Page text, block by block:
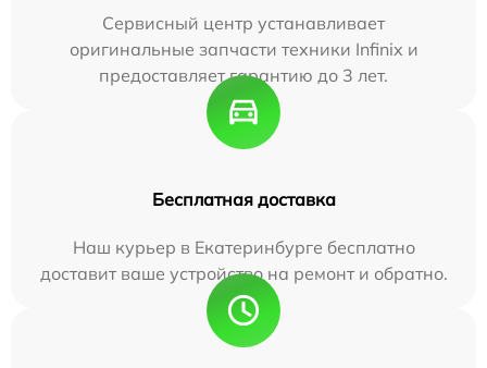
Сервисный центр устанавливает
оригинальные запчасти техники Infinix и
предоставляет гарантию до 3 лет.
Бесплатная доставка
Наш курьер в Екатеринбурге бесплатно
доставит ваше устройство на ремонт и обратно.